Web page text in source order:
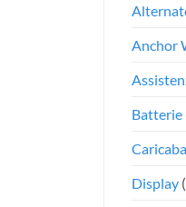
Anchor
Batterie
Display